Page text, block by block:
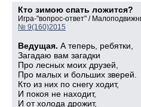
Кто зимою спать ложится?
Игра-"вопрос-ответ" /
№ 9(160)2015
Ведущая. А теперь, ребятки,
Загадаю вам загадки
Про лесных моих друзей,
Про малых и больших зверей.
Кто из них по снегу ходит,
И покоя не находит,
И от холода дрожит,